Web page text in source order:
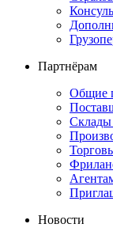
Партнёрам
Общие
Склады
Новости